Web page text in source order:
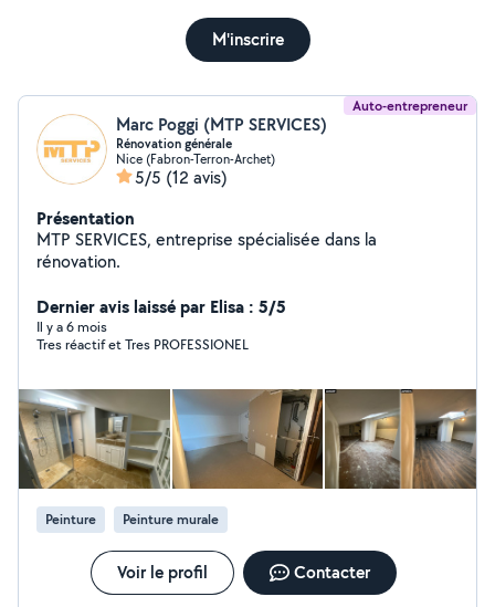
M'inscrire
Auto-entrepreneur
Marc Poggi (MTP SERVICES)
Rénovation générale
Nice (Fabron-Terron-Archet)
5/5 (12 avis)
Présentation
MTP SERVICES, entreprise spécialisée dans la
rénovation.
Dernier avis laissé par Elisa : 5/5
Il y a 6 mois
Tres réactif et Tres PROFESSIONEL
Peinture Peinture murale
Voir le profil Contacter